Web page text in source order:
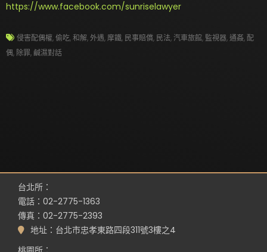
https://www.facebook.com/sunriselawyer
侵害配偶權,偷吃,和解,外遇,摩鐵, 民事賠償, 民法, 汽車旅館, 監視器,通姦,配
偶, 除罪, 鹹濕對話
台北所：
電話：02-2775-1363
傳真：02-2775-2393
地址：台北市忠孝東路四段311號3樓之4